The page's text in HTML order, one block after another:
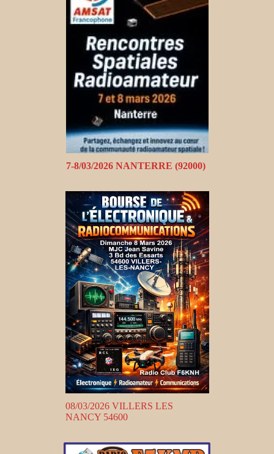
7-8/03/2026 NANTERRE (92000)
08/03/2026 VILLERS LES
NANCY 54600